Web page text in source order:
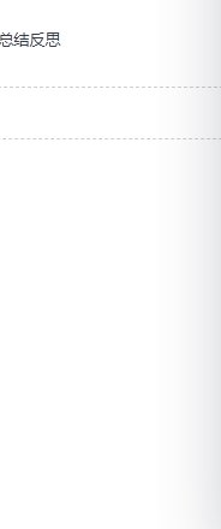
牢记提
若我们
新。一
站式备